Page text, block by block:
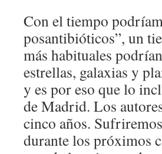
Con el tiempo
posantibióticos”, un
más habituales
estrellas, galaxias y
y es por eso que lo
de Madrid. Los
cinco años.
durante los próximos